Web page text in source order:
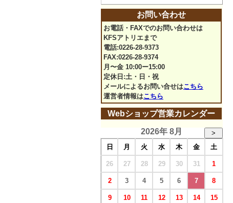
お問い合わせ
お電話・FAXでのお問い合わせは
KFSアトリエまで
電話:0226-28-9373
FAX:0226-28-9374
月〜金 10:00ー15:00
定休日:土・日・祝
メールによるお問い合せはこちら
運営者情報はこちら
Webショップ営業カレンダー
2026年 8月
>
日
月 火 水 木 金 土
26 27 28 29 30 31 1
2 3 4 5 6 7 8
9 10 11 12 13 14 15